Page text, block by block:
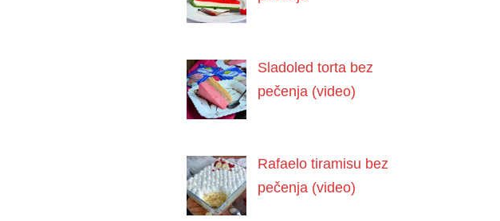
Sladoled torta bez
pečenja (video)
Rafaelo tiramisu bez
pečenja (video)